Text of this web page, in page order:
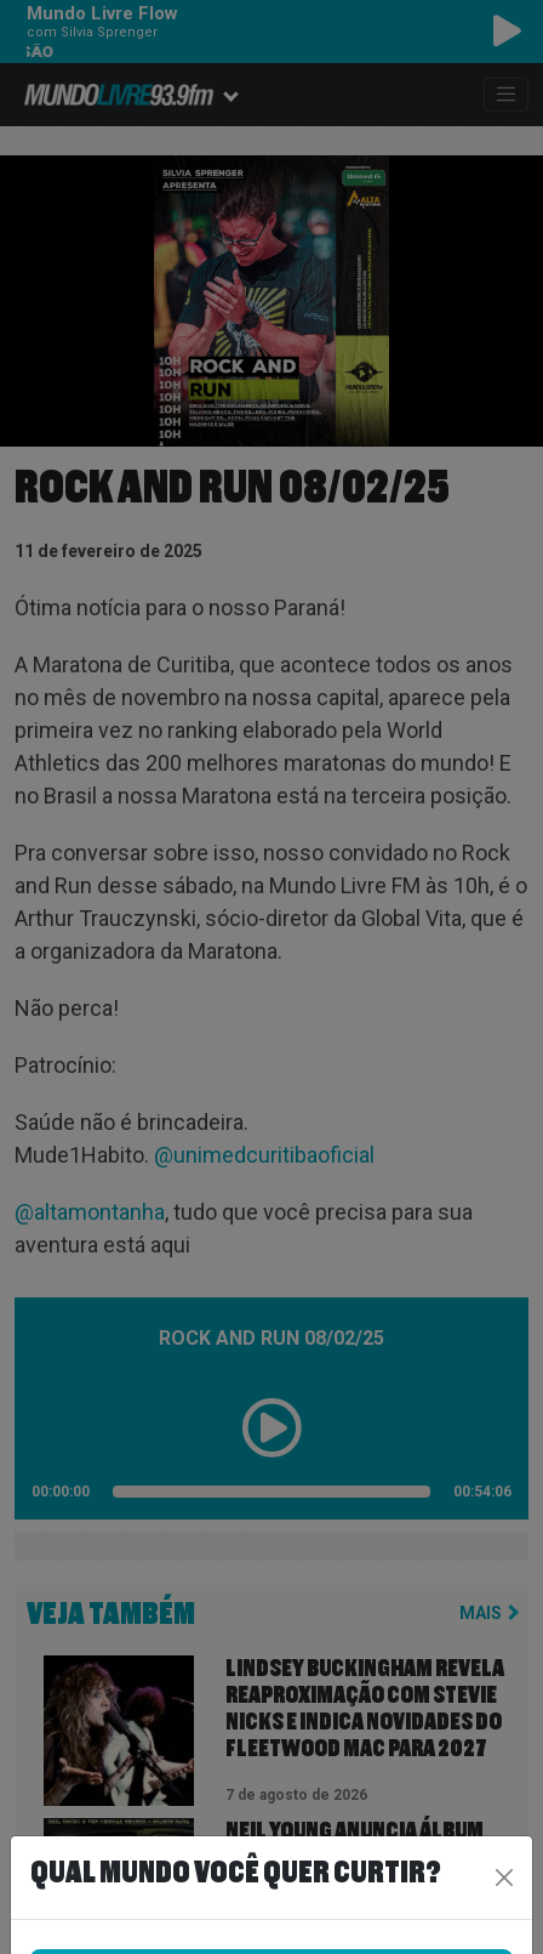
Mundo Livre Flow
com Silvia Sprenger
ROCK AND RUN 08/02/25
11 de fevereiro de 2025
Ótima notícia para o nosso Paraná!
A Maratona de Curitiba, que acontece todos os anos
no mês de novembro na nossa capital, aparece pela
primeira vez no ranking elaborado pela World
Athletics das 200 melhores maratonas do mundo! E
no Brasil a nossa Maratona está na terceira posição.
Pra conversar sobre isso, nosso convidado no Rock
and Run desse sábado, na Mundo Livre FM às 10h, é o
Arthur Trauczynski, sócio-diretor da Global Vita, que é
a organizadora da Maratona.
Não perca!
Patrocínio:
Saúde não é brincadeira.
Mude1Habito. @unimedcuritibaoficial
@altamontanha, tudo que você precisa para sua
aventura está aqui
ROCK AND RUN 08/02/25
00:00:00 00:54:06
VEJA TAMBÉM MAIS
LINDSEY BUCKINGHAM REVELA
REAPROXIMAÇÃO COM STEVIE
NICKS E INDICA NOVIDADES DO
FLEETWOOD MAC PARA 2027
7 de agosto de 2026
NEIL YOUNG ANUNCIA ÁLBUM
‘SECOND SONG’ E LANÇA FAIXA
DE 11 MINUTOS QUE ANTECIPA
QUAL MUNDO VOCÊ QUER CURTIR?